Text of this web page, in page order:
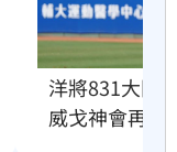
洋將831大限
威戈神會再試